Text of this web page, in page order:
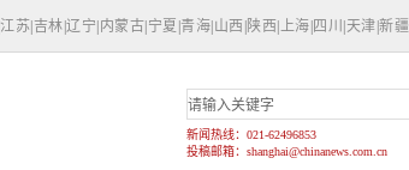
江苏 吉林 |辽宁 内蒙古 宁夏 青海 山西 陕西 上海 四川 天津 |新疆
新闻热线：021-62496853
投稿邮箱：shanghai@chinanews.com.cn